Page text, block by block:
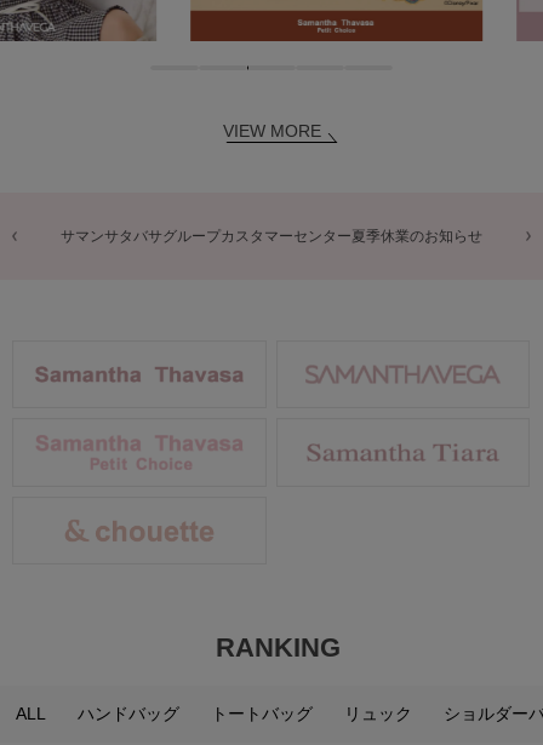
VIEW MORE
商品に関するお詫びとお知らせ
RANKING
ALL ハンドバッグ トートバッグ リュック ショルダー